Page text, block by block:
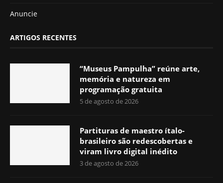
Anuncie
ARTIGOS RECENTES
“Museus Pampulha” reúne arte,
memória e natureza em
programação gratuita
5 de agosto de 2026
Partituras de maestro ítalo-
brasileiro são redescobertas e
viram livro digital inédito
3 de agosto de 2026